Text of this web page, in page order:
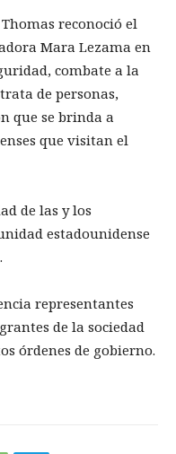
reconoció el
Mara Lezama en
combate a la
de personas,
que se brinda a
que visitan el
de las y los
estadounidense
representantes
de la sociedad
órdenes de gobierno.